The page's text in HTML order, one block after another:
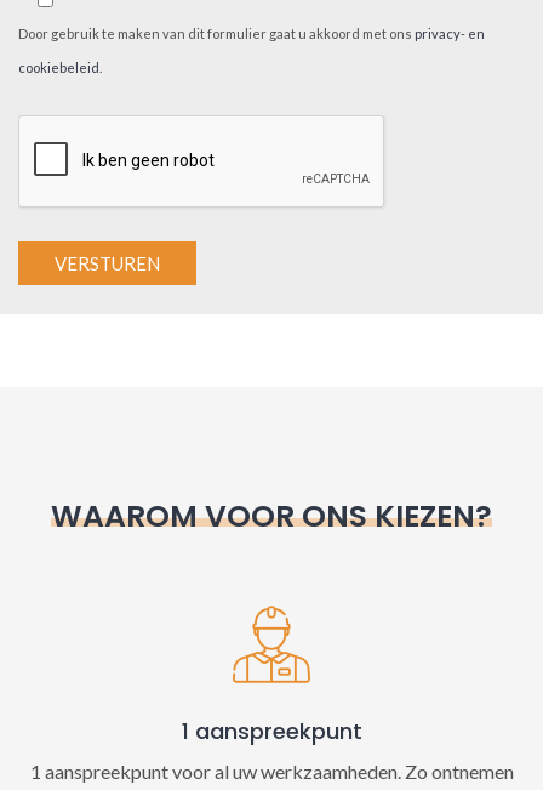
Door gebruik te maken van dit formulier gaat u akkoord met ons privacy- en
cookiebeleid
WAAROM VOOR ONS KIEZEN?
1 aanspreekpunt
1 aanspreekpunt voor al uw werkzaamheden. Zo ontnemen